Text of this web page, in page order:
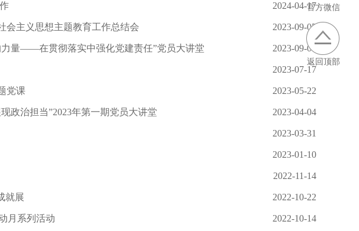
2024-04-17
会主义思想主题教育工作总结会 2023-09-05
量——在贯彻落实中强化党建责任”党员大讲堂 2023-09-05
2023-07-17
党课 2023-05-22
政治担当”2023年第一期党员大讲堂 2023-04-04
2023-03-31
2023-01-10
2022-11-14
就展 2022-10-22
月系列活动 2022-10-14
官方微信
返回顶部